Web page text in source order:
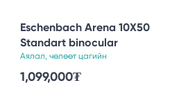
Eschenbach Arena 10X50
Standart binocular
Аялал, чөлөөт цагийн
1,099,000₮